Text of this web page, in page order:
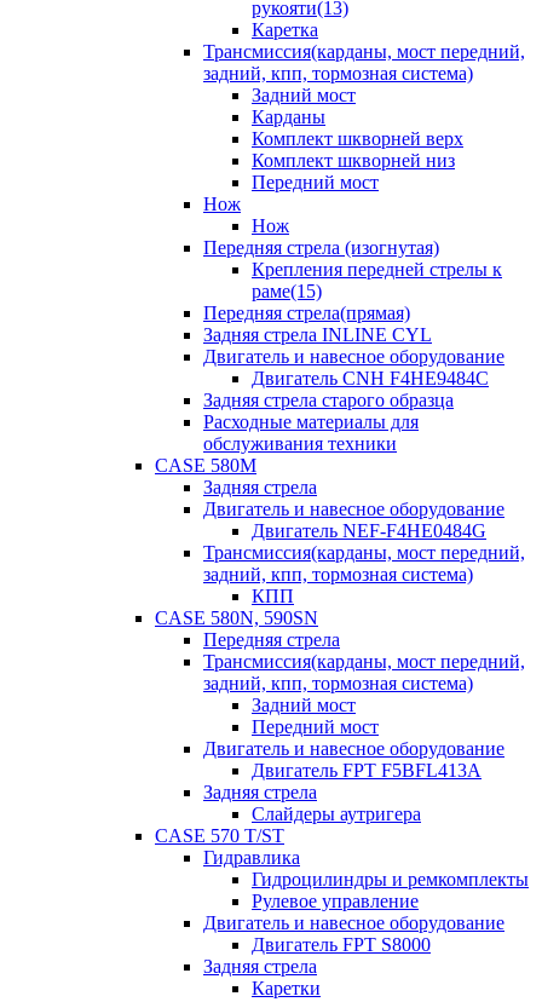
рукояти(13)
Каретка
Трансмиссия(карданы, мост передний,
задний, кпп, тормозная система)
Задний мост
Карданы
Комплект шкворней верх
Комплект шкворней низ
Передний мост
Нож
Нож
Передняя стрела (изогнутая)
Крепления передней стрелы к
раме(15)
Передняя стрела(прямая)
Задняя стрела INLINE CYL
Двигатель и навесное оборудование
Двигатель CNH F4HE9484C
Задняя стрела старого образца
Расходные материалы для
обслуживания техники
CASE 580M
Задняя стрела
Двигатель и навесное оборудование
Двигатель NEF-F4HE0484G
Трансмиссия(карданы, мост передний,
задний, кпп, тормозная система)
КПП
CASE 580N, 590SN
Передняя стрела
Трансмиссия(карданы, мост передний,
задний, кпп, тормозная система)
Задний мост
Передний мост
Двигатель и навесное оборудование
Двигатель FPT F5BFL413A
Задняя стрела
Слайдеры аутригера
CASE 570 T/ST
Гидравлика
Гидроцилиндры и ремкомплекты
Рулевое управление
Двигатель и навесное оборудование
Двигатель FPT S8000
Задняя стрела
Каретки